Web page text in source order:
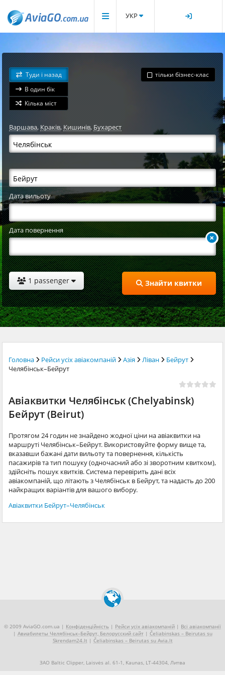
УКР
Туди і назад
В один бік
Кілька міст
тільки бізнес-клас
Варшава, Краків,Кишинів,Бухарест
Дата вильоту
Дата повернення
1 passenger Знайти квитки
Головна Рейси усіх авіакомпаній Азія Ліван
Бейрут
Челябінськ–Бейрут
Авіаквитки Челябінськ (Chelyabinsk)
Бейрут (Beirut)
Протягом 24 годин не знайдено жодної ціни на авіаквитки на
маршруті Челябінськ–Бейрут. Використовуйте форму вище та,
вказавши бажані дати вильоту та повернення, кількість
пасажирів та тип пошуку (одночасний або зі зворотним квитком),
здійсніть пошук квитків. Система перевірить дані всіх
авіакомпаній, що літають з Челябінськ в Бейрут, та надасть до 200
найкращих варіантів для вашого вибору.
Авіаквитки Бейрут–Челябінськ
© 2009 AviaGO.com.ua | Конфіденційність | Рейси усіх авіакомпаній | Всі авіакомпанії
| Авиабилеты Челябінськ–Бейрут, Белорусский сайт| Čeliabinskas – Beirutas su
Skrendam24.lt | Čeliabinskas – Beirutas su Avia.lt
ЗАО Baltic Clipper, Laisvės al. 61-1, Kaunas, LT-44304, Литва